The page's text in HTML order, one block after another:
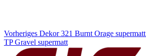
Vorheriges Dekor 321 Burnt Orage supermatt
TP Gravel supermatt